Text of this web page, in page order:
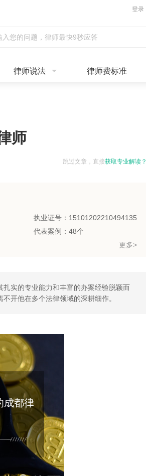
登录
入您的问题，律师最快9秒应答
律师说法 律师费标准
师
跳过文章，直接获取专业解读？
执业证号：15101202210494135
代表案例：48个
更多>
实的专业能力和丰富的办案经验脱颖而
开他在多个法律领域的深耕细作。
成都律